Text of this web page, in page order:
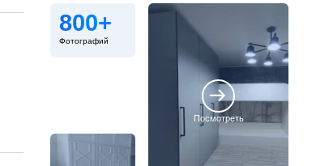
800+
Фотографий
Посмотреть